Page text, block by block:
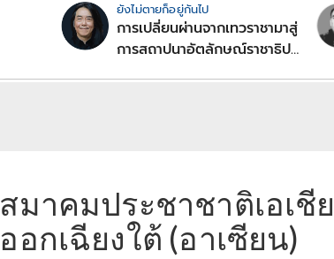
ยังไม่ตายก็อยู่กันไป
การเปลี่ยนผ่านจากเทวราชามาสู่
การสถาปนาอัตลักษณ์ราชาธิป
สมาคมประชาชาติเอเชี
ออกเฉียงใต้ (อาเซียน)